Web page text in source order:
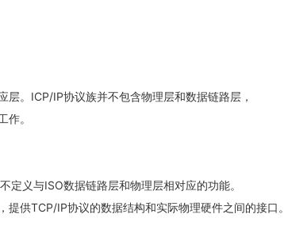
。ICP/IP协议族并不包含物理层和数据链路层，
。
义与ISO数据链路层和物理层相对应的功能。
供TCP/IP协议的数据结构和实际物理硬件之间的接口。